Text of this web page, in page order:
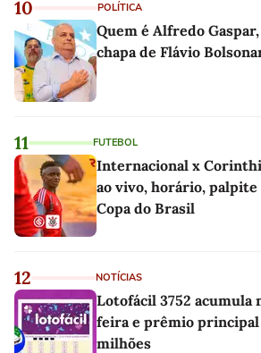
10 POLÍTICA
Quem é Alfredo
chapa de Flávio
11 FUTEBOL
Internacional x
ao vivo, horário, palpite
Copa do Brasil
12 NOTÍCIAS
Lotofácil 3752 acumula
feira e prêmio principal
milhões